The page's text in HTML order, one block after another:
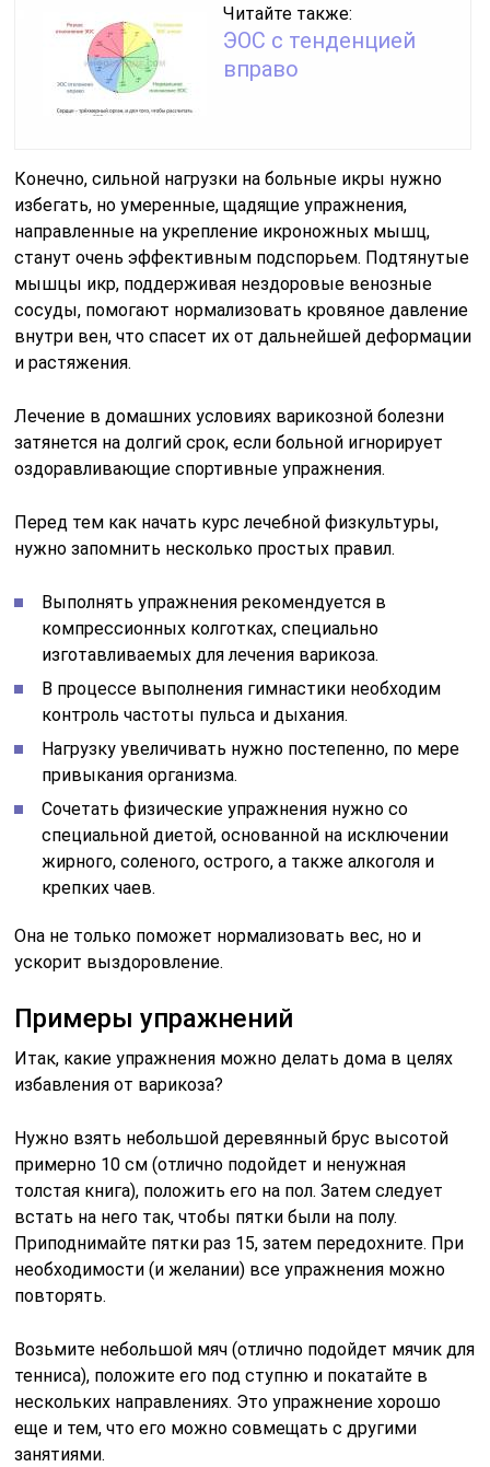
Читайте также:
ЭОС с тенденцией
вправо
Конечно, сильной нагрузки на больные икры нужно
избегать, но умеренные, щадящие упражнения,
направленные на укрепление икроножных мышц,
станут очень эффективным подспорьем. Подтянутые
мышцы икр, поддерживая нездоровые венозные
сосуды, помогают нормализовать кровяное давление
внутри вен, что спасет их от дальнейшей деформации
и растяжения.
Лечение в домашних условиях варикозной болезни
затянется на долгий срок, если больной игнорирует
оздоравливающие спортивные упражнения.
Перед тем как начать курс лечебной физкультуры,
нужно запомнить несколько простых правил.
Выполнять упражнения рекомендуется в
компрессионных колготках, специально
изготавливаемых для лечения варикоза.
В процессе выполнения гимнастики необходим
контроль частоты пульса и дыхания.
Нагрузку увеличивать нужно постепенно, по мере
привыкания организма.
Сочетать физические упражнения нужно со
специальной диетой, основанной на исключении
жирного, соленого, острого, а также алкоголя и
крепких чаев.
Она не только поможет нормализовать вес, но и
ускорит выздоровление.
Примеры упражнений
Итак, какие упражнения можно делать дома в целях
избавления от варикоза?
Нужно взять небольшой деревянный брус высотой
примерно 10 см (отлично подойдет и ненужная
толстая книга), положить его на пол. Затем следует
встать на него так, чтобы пятки были на полу.
Приподнимайте пятки раз 15, затем передохните. При
необходимости (и желании) все упражнения можно
повторять.
Возьмите небольшой мяч (отлично подойдет мячик для
тенниса), положите его под ступню и покатайте в
нескольких направлениях. Это упражнение хорошо
еще и тем, что его можно совмещать с другими
занятиями.